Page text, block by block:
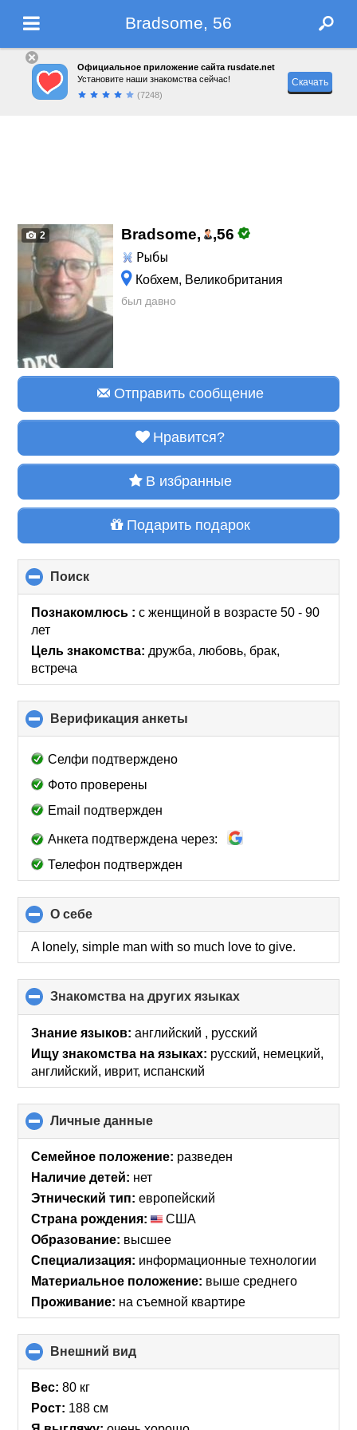
Bradsome, 56
Официальное приложение сайта rusdate.net
Установите наши знакомства сейчас!
(7248)
Скачать
2 Bradsome, ,56
Рыбы
Кобхем, Великобритания
был давно
Отправить сообщение
Нравится?
В избранные
Подарить подарок
Поиск
to
collapse
Познакомлюсь :с женщиной в возрасте 50 - 90
лет
Цель знакомства: дружба, любовь, брак,
встреча
Верификация анкеты
to
Селфи подтверждено
Фото проверены
Email подтвержден
Анкета подтверждена через:
Телефон подтвержден
О себе
to
collapse
contents
A lonely, simple man with so much love to give.
Знакомства на других языках
to
collapse
Знание языков: английский , русский
Ищу знакомства на языках: русский, немецкий,
английский, иврит, испанский
Личные данные
to
collapse
Семейное положение: разведен
Наличие детей: нет
Этнический тип: европейский
Страна рождения:
США
Образование: высшее
Специализация: информационные технологии
Материальное положение: выше среднего
Проживание: на съемной квартире
Внешний вид
to
Вес: 80 кг
Рост: 188 см